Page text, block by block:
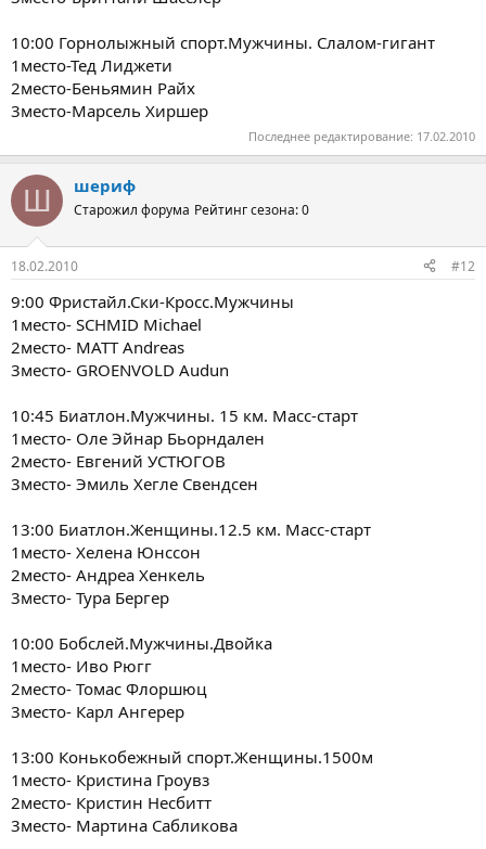
10:00 Горнолыжный спорт.Мужчины. Слалом-гигант
1место-Тед Лиджети
2место-Беньямин Райх
3место-Марсель Хиршер
Последнее редактирование: 17.02.2010
Ш шериф
Старожил форума Рейтинг сезона: 0
18.02.2010 #12
9:00 Фристайл.Ски-Кросс.Мужчины
1место- SCHMID Michael
2место- MATT Andreas
3место- GROENVOLD Audun
10:45 Биатлон.Мужчины. 15 км. Масс-старт
1место- Оле Эйнар Бьорндален
2место- Евгений УСТЮГОВ
3место- Эмиль Хегле Свендсен
13:00 Биатлон.Женщины.12.5 км. Масс-старт
1место- Хелена Юнссон
2место- Андреа Хенкель
3место- Тура Бергер
10:00 Бобслей.Мужчины.Двойка
1место- Иво Рюгг
2место- Томас Флоршюц
3место- Карл Ангерер
13:00 Конькобежный спорт.Женщины.1500м
1место- Кристина Гроувз
2место- Кристин Несбитт
3место- Мартина Сабликова